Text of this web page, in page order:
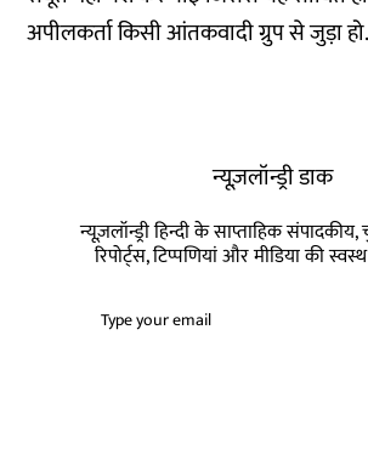
अपीलकर्ता किसी आंतकवादी ग्रुप से जुड़ा
न्यूज़लॉन्ड्री डाक
न्यूज़लॉन्ड्री हिन्दी के साप्ताहिक
रिपोर्ट्स, टिप्पणियां और मीडिया की